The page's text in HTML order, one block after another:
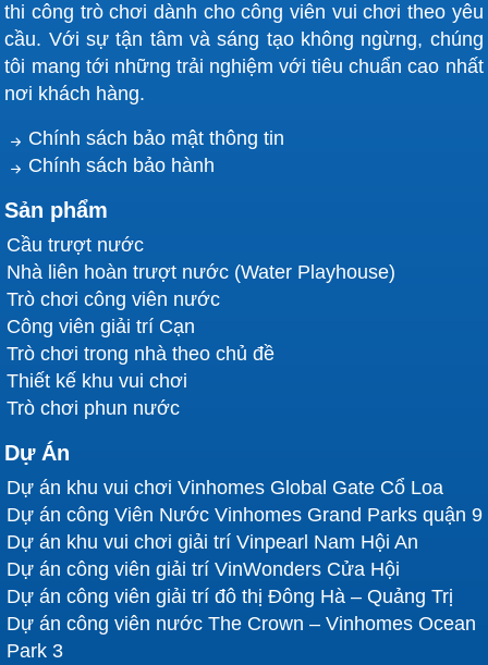
thi công trò chơi dành cho công viên vui chơi theo yêu
cầu. Với sự tận tâm và sáng tạo không ngừng, chúng
tôi mang tới những trải nghiệm với tiêu chuẩn cao nhất
nơi khách hàng.
Chính sách bảo mật thông tin
Chính sách bảo hành
Sản phẩm
Cầu trượt nước
Nhà liên hoàn trượt nước (Water Playhouse)
Trò chơi công viên nước
Công viên giải trí Cạn
Trò chơi trong nhà theo chủ đề
Thiết kế khu vui chơi
Trò chơi phun nước
Dự Án
Dự án khu vui chơi Vinhomes Global Gate Cổ Loa
Dự án công Viên Nước Vinhomes Grand Parks quận 9
Dự án khu vui chơi giải trí Vinpearl Nam Hội An
Dự án công viên giải trí VinWonders Cửa Hội
Dự án công viên giải trí đô thị Đông Hà – Quảng Trị
Dự án công viên nước The Crown – Vinhomes Ocean
Park 3